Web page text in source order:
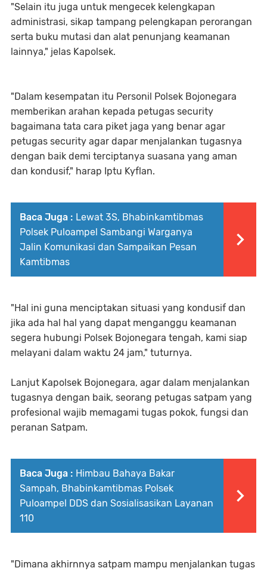
"Selain itu juga untuk mengecek kelengkapan
administrasi, sikap tampang pelengkapan perorangan
serta buku mutasi dan alat penunjang keamanan
lainnya," jelas Kapolsek.
"Dalam kesempatan itu Personil Polsek Bojonegara
memberikan arahan kepada petugas security
bagaimana tata cara piket jaga yang benar agar
petugas security agar dapar menjalankan tugasnya
dengan baik demi terciptanya suasana yang aman
dan kondusif," harap Iptu Kyflan.
Baca Juga : Lewat 3S, Bhabinkamtibmas
Polsek Puloampel Sambangi Warganya
Jalin Komunikasi dan Sampaikan Pesan
Kamtibmas
"Hal ini guna menciptakan situasi yang kondusif dan
jika ada hal hal yang dapat menganggu keamanan
segera hubungi Polsek Bojonegara tengah, kami siap
melayani dalam waktu 24 jam," tuturnya.
Lanjut Kapolsek Bojonegara, agar dalam menjalankan
tugasnya dengan baik, seorang petugas satpam yang
profesional wajib memagami tugas pokok, fungsi dan
peranan Satpam.
Baca Juga : Himbau Bahaya Bakar
Sampah, Bhabinkamtibmas Polsek
Puloampel DDS dan Sosialisasikan Layanan
110
"Dimana akhirnnya satpam mampu menjalankan tugas